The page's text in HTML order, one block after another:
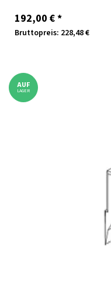
192,00 €*
Bruttopreis: 228,48 €
AUF
LAGER